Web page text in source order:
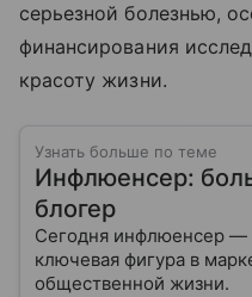
серьезной болезнью,
финансирования
красоту жизни.
Узнать больше по теме
Инфлюенсер:
блогер
Сегодня инфлюенсер —
ключевая фигура в
общественной жизни.